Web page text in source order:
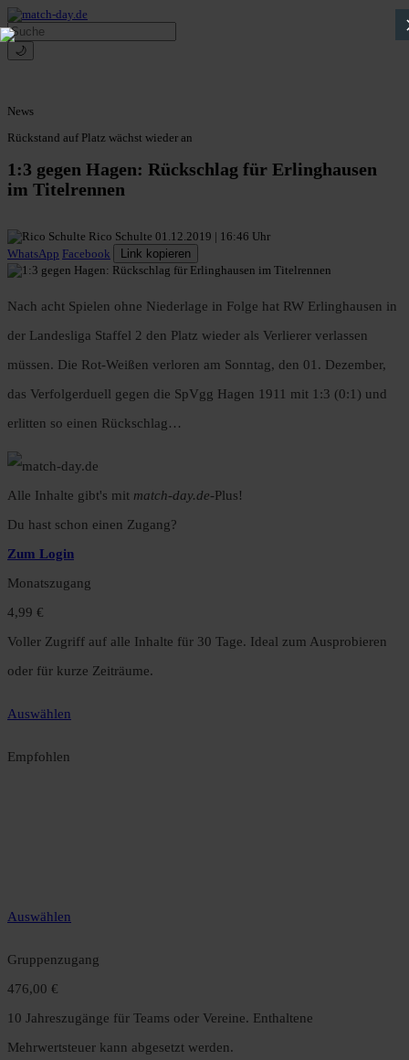
🌙
News
Rückstand auf Platz wächst wieder an
1:3 gegen Hagen: Rückschlag für Erlinghausen
im Titelrennen
Rico Schulte 01.12.2019 | 16:46 Uhr
WhatsApp Facebook Link kopieren
Nach acht Spielen ohne Niederlage in Folge hat RW Erlinghausen in
der Landesliga Staffel 2 den Platz wieder als Verlierer verlassen
müssen. Die Rot-Weißen verloren am Sonntag, den 01. Dezember,
das Verfolgerduell gegen die SpVgg Hagen 1911 mit 1:3 (0:1) und
erlitten so einen Rückschlag…
Alle Inhalte gibt's mit match-day.de-Plus!
Du hast schon einen Zugang?
Zum Login
Monatszugang
4,99 €
Voller Zugriff auf alle Inhalte für 30 Tage. Ideal zum Ausprobieren
oder für kurze Zeiträume.
Auswählen
Empfohlen
Auswählen
Gruppenzugang
476,00 €
10 Jahreszugänge für Teams oder Vereine. Enthaltene
Mehrwertsteuer kann abgesetzt werden.